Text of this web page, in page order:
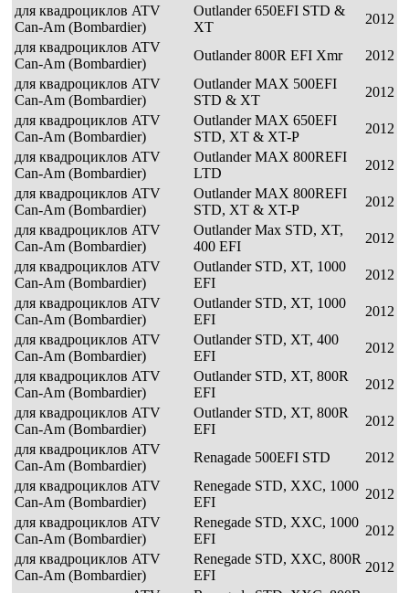
для квадроциклов ATV
Can-Am (Bombardier)
Outlander 650EFI STD &
XT
2012
для квадроциклов ATV
Can-Am (Bombardier)
Outlander 800R EFI Xmr
2012
для квадроциклов ATV
Can-Am (Bombardier)
Outlander MAX 500EFI
STD & XT
2012
для квадроциклов ATV
Can-Am (Bombardier)
Outlander MAX 650EFI
STD, XT & XT-P
2012
для квадроциклов ATV
Can-Am (Bombardier)
Outlander MAX 800REFI
LTD
2012
для квадроциклов ATV
Can-Am (Bombardier)
Outlander MAX 800REFI
STD, XT & XT-P
2012
для квадроциклов ATV
Can-Am (Bombardier)
Outlander Max STD, XT,
400 EFI
2012
для квадроциклов ATV
Can-Am (Bombardier)
Outlander STD, XT, 1000
EFI
2012
для квадроциклов ATV
Can-Am (Bombardier)
Outlander STD, XT, 1000
EFI
2012
для квадроциклов ATV
Can-Am (Bombardier)
Outlander STD, XT, 400
EFI
2012
для квадроциклов ATV
Can-Am (Bombardier)
Outlander STD, XT, 800R
EFI
2012
для квадроциклов ATV
Can-Am (Bombardier)
Outlander STD, XT, 800R
EFI
2012
для квадроциклов ATV
Can-Am (Bombardier)
Renagade 500EFI STD
2012
для квадроциклов ATV
Can-Am (Bombardier)
Renegade STD, XXC, 1000
EFI
2012
для квадроциклов ATV
Can-Am (Bombardier)
Renegade STD, XXC, 1000
EFI
2012
для квадроциклов ATV
Can-Am (Bombardier)
Renegade STD, XXC, 800R
EFI
2012